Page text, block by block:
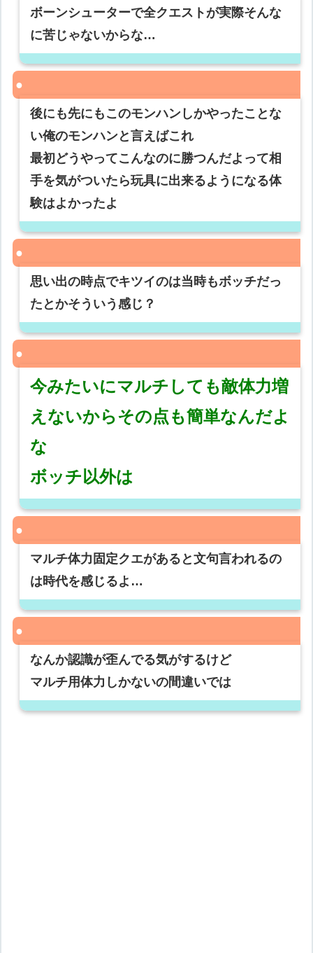
ボーンシューターで全クエストが実際そんな
に苦じゃないからな…
後にも先にもこのモンハンしかやったことな
い俺のモンハンと言えばこれ
最初どうやってこんなのに勝つんだよって相
手を気がついたら玩具に出来るようになる体
験はよかったよ
思い出の時点でキツイのは当時もボッチだっ
たとかそういう感じ？
今みたいにマルチしても敵体力増
えないからその点も簡単なんだよ
な
ボッチ以外は
マルチ体力固定クエがあると文句言われるの
は時代を感じるよ…
なんか認識が歪んでる気がするけど
マルチ用体力しかないの間違いでは